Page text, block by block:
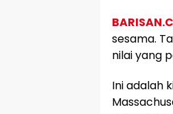
sesama.
nilai yang
Ini adalah